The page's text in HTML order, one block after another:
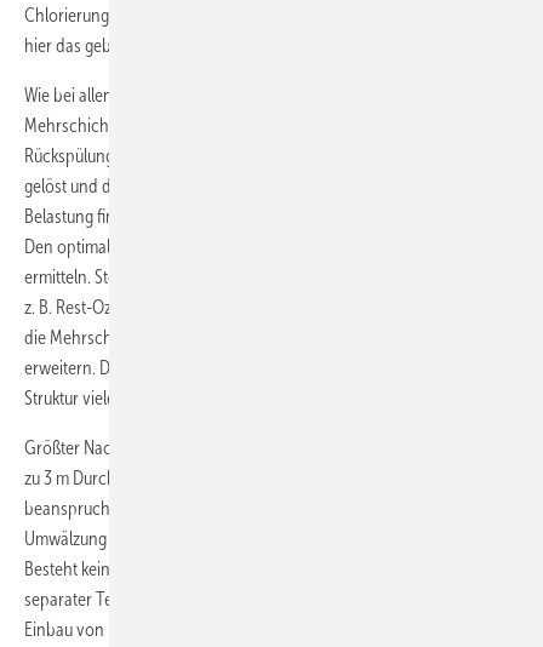
Chlorierungsmitteln entfernt werden können. Am bekanntesten sind
hier das gebundene Chlor und die Trihalogenmethane (THM).
Wie bei allen mechanisch arbeitenden Filtern ist die Filterkapazität von
Mehrschichtfiltern nach einer gewissen Zeit erschöpft. Durch
Rückspülung werden dann die Schmutzpartikel aus dem Filterbett
gelöst und das Spülabwasser in die Kanalisation abgeführt. Je nach
Belastung finden solche Rückspülungen zwei Mal pro Woche statt.
Den optimalen Zeitpunkt kann man z. B. über den Differenzdruck
ermitteln. Steigen die Anforderungen an die Wasserqualität oder muss
z. B. Rest-Ozon oder gebundenes Chlor entfernt werden, lässt sich
die Mehrschicht-Filtertechnik beispielsweise durch Aktivkohlefilter
erweitern. Diese Systeme können mit ihrer feinporigen inneren
Struktur viele weitere Schadstoffe adsorptiv binden.
Größter Nachteil der Mehrschichtfilter ist ihr großer Platzbedarf. Bis
zu 3 m Durchmesser und 4 m Bauhöhe können größere Filteranlagen
beanspruchen. Je nach Beckengröße, Nutzung und erforderlicher
Umwälzung sind häufig sogar mehrere solcher Anlagen installiert.
Besteht keine Möglichkeit zur Außenaufstellung, ist dafür immer ein
separater Technikraum erforderlich. Gerade beim nachträglichen
Einbau von Filtertechnik kann der Platzbedarf durchaus ein K.-o.-